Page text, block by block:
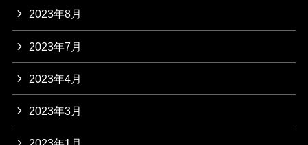
2023年8月
2023年7月
2023年4月
2023年3月